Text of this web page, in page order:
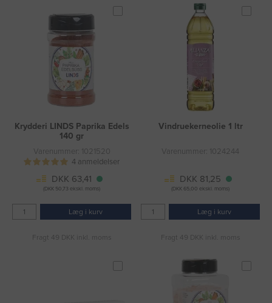
Krydderi LINDS Paprika Edels
140 gr
Varenummer: 1021520
4 anmeldelser
DKK 63,41
(DKK 50,73 ekskl. moms)
Læg i kurv
Fragt 49 DKK inkl. moms
Vindruekerneolie 1 ltr
Varenummer: 1024244
DKK 81,25
(DKK 65,00 ekskl. moms)
Læg i kurv
Fragt 49 DKK inkl. moms